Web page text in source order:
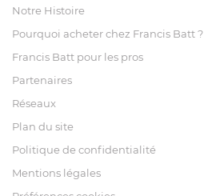
Notre Histoire
Pourquoi acheter chez Francis Batt ?
Francis Batt pour les pros
Partenaires
Réseaux
Plan du site
Politique de confidentialité
Mentions légales